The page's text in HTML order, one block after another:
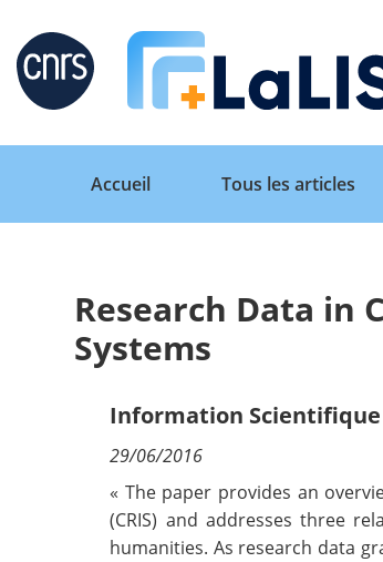
Retour
Accueil
Qui sommes nous ?
Accueil
Tous les articles
Research Data in
Systems
Information
29/06/2016
« The paper provides an
(CRIS) and addresses three
humanities. As research data